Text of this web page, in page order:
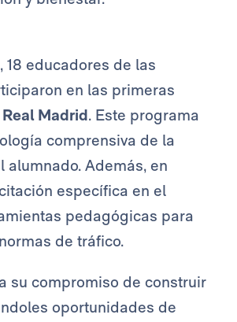
educadores de las
en las primeras
Madrid. Este programa
comprensiva de la
Además, en
específica en el
pedagógicas para
de tráfico.
su compromiso de construir
oportunidades de